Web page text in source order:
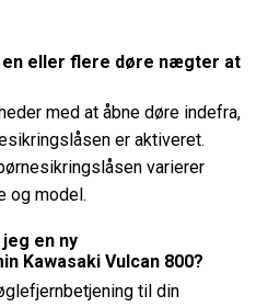
en eller flere døre nægter at
med at åbne døre indefra,
er aktiveret.
varierer
og model.
en ny
Kawasaki Vulcan 800?
til din